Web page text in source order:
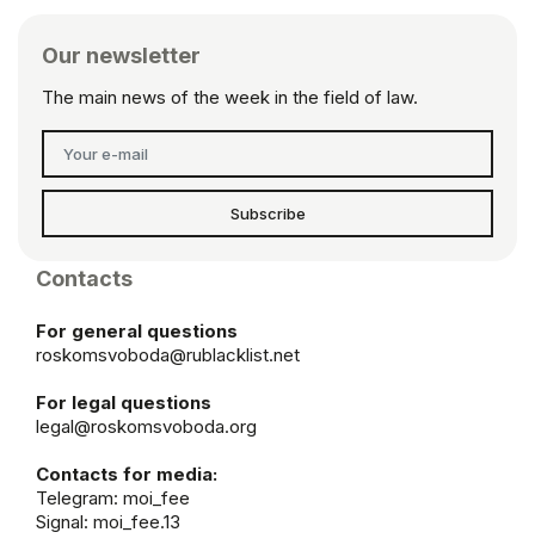
Our newsletter
The main news of the week in the field of law.
Subscribe
Contacts
For general questions
roskomsvoboda@rublacklist.net
For legal questions
legal@roskomsvoboda.org
Contacts for media:
Telegram: moi_fee
Signal: moi_fee.13